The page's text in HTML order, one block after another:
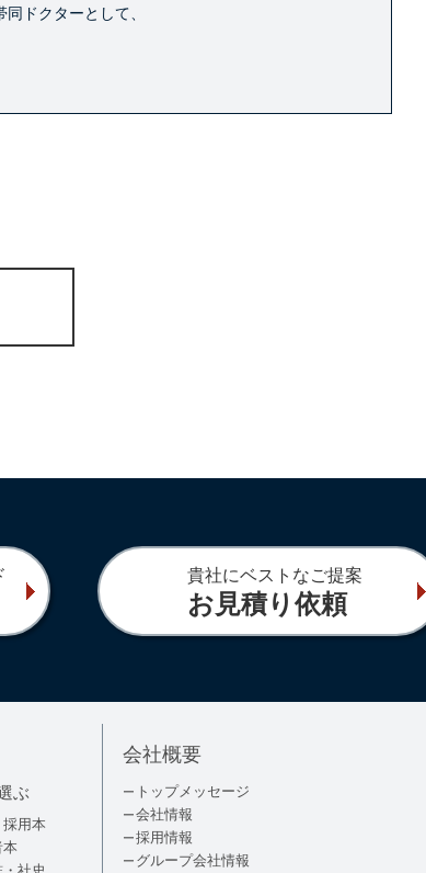
ドクターとして、
貴社にベストなご提案
お見積り依頼
ぶ
用本
本
会社概要
トップメッセージ
会社情報
採用情報
グループ会社情報